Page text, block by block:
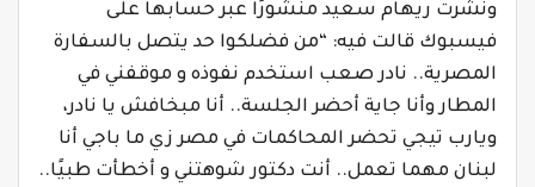
ونشرت ريهام سعيد منشورًا عبر حسابها على
فيسبوك قالت فيه: “من فضلكوا حد يتصل بالسفارة
المصرية.. نادر صعب استخدم نفوذه و موقفني في
المطار وأنا جاية أحضر الجلسة.. أنا مبخافش يا نادر،
ويارب تيجي تحضر المحاكمات في مصر زي ما باجي أنا
لبنان مهما تعمل.. أنت دكتور شوهتني و أخطأت طبيًا..